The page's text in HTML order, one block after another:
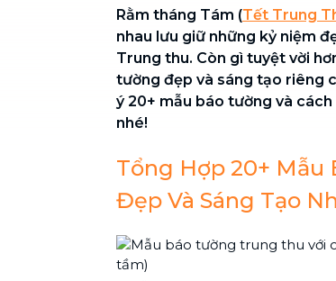
Rằm tháng Tám (Tết Trung
nhau lưu giữ những kỷ niệm
Trung thu. Còn gì tuyệt vời
tường đẹp và sáng tạo riêng
ý 20+ mẫu báo tường và
nhé!
Tổng Hợp 20+ Mẫu
Đẹp Và Sáng Tạo